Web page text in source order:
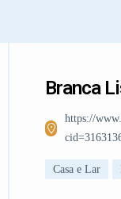
Branca
https://
Casa e Lar